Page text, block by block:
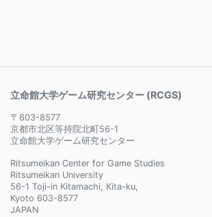
立命館大学ゲーム研究センター (RCGS)
〒603-8577
京都市北区等持院北町56-1
立命館大学ゲーム研究センター
Ritsumeikan Center for Game Studies
Ritsumeikan University
56-1 Toji-in Kitamachi, Kita-ku,
Kyoto 603-8577
JAPAN